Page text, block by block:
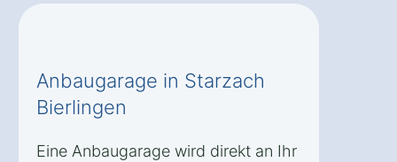
Anbaugarage in Starzach
Bierlingen
Eine Anbaugarage wird direkt an Ihr